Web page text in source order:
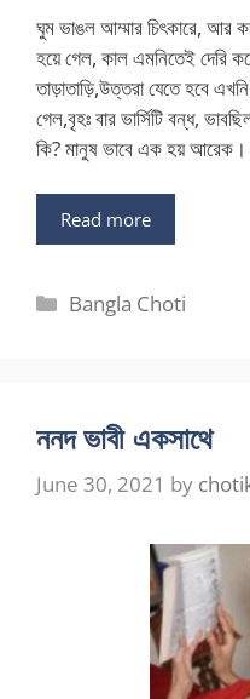
ঘুম ভাঙল আম্মার চিৎকারে, আর
হয়ে গেল, কাল এমনিতেই দেরি
তাড়াতাড়ি,উত্তরা যেতে হবে
গেল,বৃহঃ বার ভার্সিটি বন্ধ,
কি? মানুষ ভাবে এক হয় আরেক।
Read more
Categories
Bangla Choti
ননদ ভাবী একসাথে
June 30, 2021 by